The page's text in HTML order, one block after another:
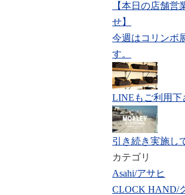
【本日の店舗営
せ】
今週はコリンボ
す。
LINEもご利用下
引き続き実施し
カテゴリ
Asahi/アサヒ
CLOCK HAND/